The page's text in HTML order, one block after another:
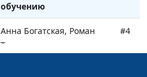
обучению
Анна Богатская, Роман
Тихонов, директор
#4